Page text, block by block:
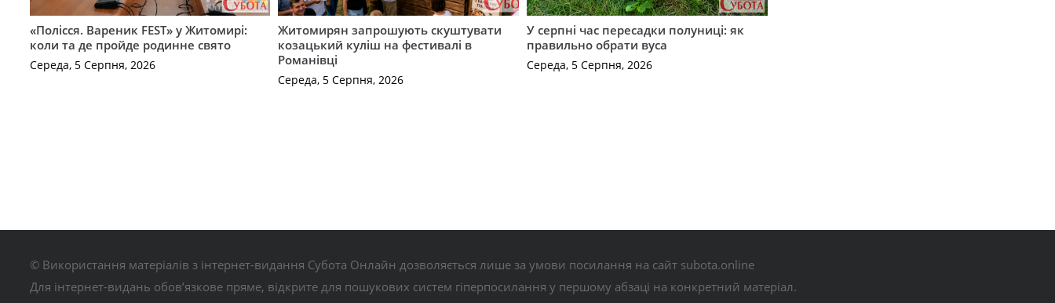
«Полісся. Вареник FEST» у Житомирі:
коли та де пройде родинне свято
Середа, 5 Серпня, 2026
Житомирян запрошують скуштувати
козацький куліш на фестивалі в
Романівці
Середа, 5 Серпня, 2026
У серпні час пересадки полуниці: як
правильно обрати вуса
Середа, 5 Серпня, 2026
© Використання матеріалів з інтернет-видання Субота Онлайн дозволяється лише за умови посилання на сайт subota.online
Для інтернет-видань обов’язкове пряме, відкрите для пошукових систем гіперпосилання у першому абзаці на конкретний матеріал.